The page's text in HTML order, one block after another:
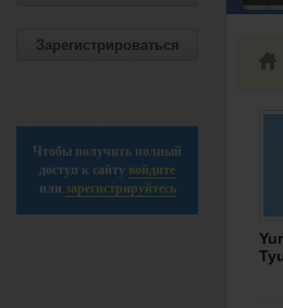
Зарегистрироваться
Чтобы получить полный
доступ к сайту войдите
или зарегистрируйтесь